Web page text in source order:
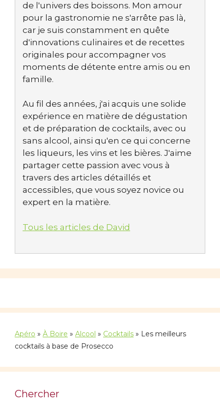
de l'univers des boissons. Mon amour
pour la gastronomie ne s'arrête pas là,
car je suis constamment en quête
d'innovations culinaires et de recettes
originales pour accompagner vos
moments de détente entre amis ou en
famille.
Au fil des années, j'ai acquis une solide
expérience en matière de dégustation
et de préparation de cocktails, avec ou
sans alcool, ainsi qu'en ce qui concerne
les liqueurs, les vins et les bières. J'aime
partager cette passion avec vous à
travers des articles détaillés et
accessibles, que vous soyez novice ou
expert en la matière.
Tous les articles de David
Apéro » À Boire » Alcool » Cocktails » Les meilleurs
cocktails à base de Prosecco
Chercher